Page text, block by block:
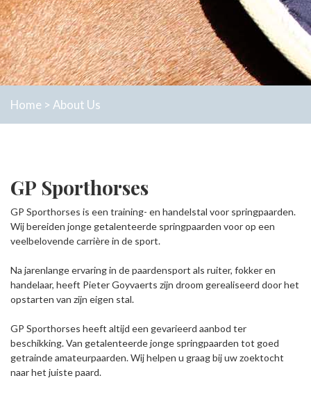
Home > About Us
GP Sporthorses
GP Sporthorses is een training- en handelstal voor springpaarden.
Wij bereiden jonge getalenteerde springpaarden voor op een
veelbelovende carrière in de sport.
Na jarenlange ervaring in de paardensport als ruiter, fokker en
handelaar, heeft Pieter Goyvaerts zijn droom gerealiseerd door het
opstarten van zijn eigen stal.
GP Sporthorses heeft altijd een gevarieerd aanbod ter
beschikking. Van getalenteerde jonge springpaarden tot goed
getrainde amateurpaarden. Wij helpen u graag bij uw zoektocht
naar het juiste paard.